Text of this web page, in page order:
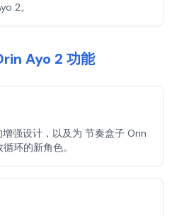
2。
Ayo 2 功能
强设计，以及为 节奏盒子 Orin
环的新角色。